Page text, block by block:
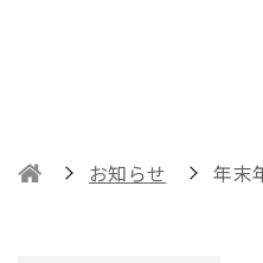
お知らせ 年末